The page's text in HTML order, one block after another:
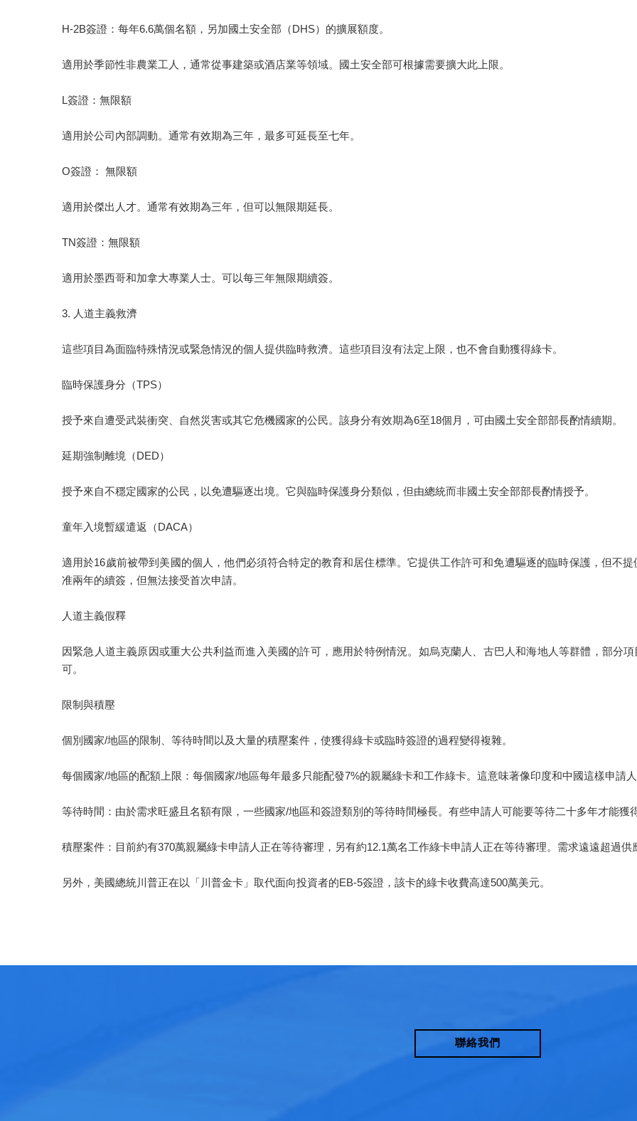
H-2B簽證：每年6.6萬個名額，另加國土安全部（DHS）的擴展額度。
適用於季節性非農業工人，通常從事建築或酒店業等領域。國土安全部可根據需要擴大此上限。
L簽證：無限額
適用於公司內部調動。通常有效期為三年，最多可延長至七年。
O簽證： 無限額
適用於傑出人才。通常有效期為三年，但可以無限期延長。
TN簽證：無限額
適用於墨西哥和加拿大專業人士。可以每三年無限期續簽。
3. 人道主義救濟
這些項目為面臨特殊情況或緊急情況的個人提供臨時救濟。這些項目沒有法定上限，也不會自動獲得綠卡。
臨時保護身分（TPS）
授予來自遭受武裝衝突、自然災害或其它危機國家的公民。該身分有效期為6至18個月，可由國土安全部部長酌情續期。
延期強制離境（DED）
授予來自不穩定國家的公民，以免遭驅逐出境。它與臨時保護身分類似，但由總統而非國土安全部部長酌情授予。
童年入境暫緩遣返（DACA）
適用於16歲前被帶到美國的個人，他們必須符合特定的教育和居住標準。它提供工作許可和免遭驅逐的臨時保護，但不
准兩年的續簽，但無法接受首次申請。
人道主義假釋
因緊急人道主義原因或重大公共利益而進入美國的許可，應用於特例情況。如烏克蘭人、古巴人和海地人等群體，部分
可。
限制與積壓
個別國家/地區的限制、等待時間以及大量的積壓案件，使獲得綠卡或臨時簽證的過程變得複雜。
每個國家/地區的配額上限：每個國家/地區每年最多只能配發7%的親屬綠卡和工作綠卡。這意味著像印度和中國這樣申請
等待時間：由於需求旺盛且名額有限，一些國家/地區和簽證類別的等待時間極長。有些申請人可能要等待二十多年才能獲
積壓案件：目前約有370萬親屬綠卡申請人正在等待審理，另有約12.1萬名工作綠卡申請人正在等待審理。需求遠遠超過供
另外，美國總統川普正在以「川普金卡」取代面向投資者的EB-5簽證，該卡的綠卡收費高達500萬美元。
聯絡我們